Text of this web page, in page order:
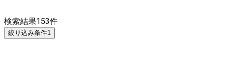
検索結果153件
絞り込み条件1